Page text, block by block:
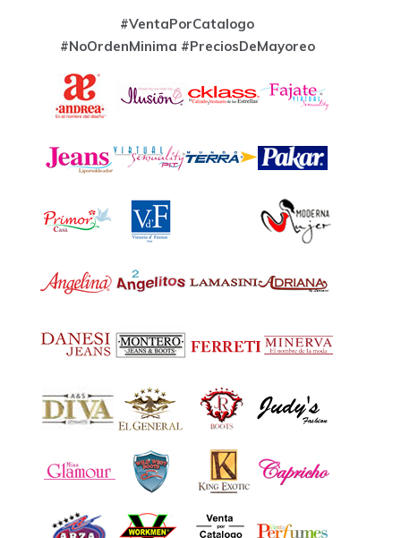
#VentaPorCatalogo
#NoOrdenMinima #PreciosDeMayoreo